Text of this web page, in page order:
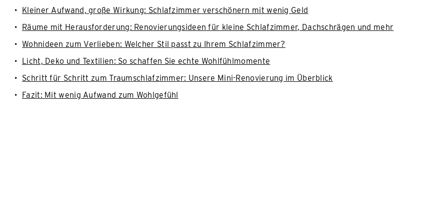
Kleiner Aufwand, große Wirkung: Schlafzimmer verschönern mit wenig Geld
Räume mit Herausforderung: Renovierungsideen für kleine Schlafzimmer, Dachschrägen und mehr
Wohnideen zum Verlieben: Welcher Stil passt zu Ihrem Schlafzimmer?
Licht, Deko und Textilien: So schaffen Sie echte Wohlfühlmomente
Schritt für Schritt zum Traumschlafzimmer: Unsere Mini-Renovierung im Überblick
Fazit: Mit wenig Aufwand zum Wohlgefühl